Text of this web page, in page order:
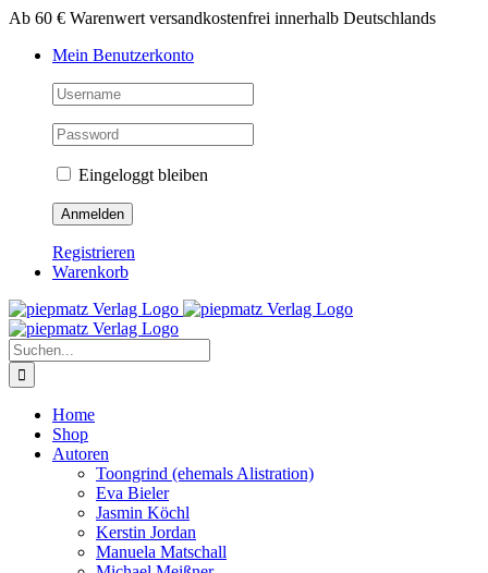
Zum
springen
Ab 60 € Warenwert versandkostenfrei innerhalb Deutschlands
Mein Benutzerkonto
Eingeloggt bleiben
Registrieren
Warenkorb
Suche
nach:
Home
Shop
Autoren
Toongrind (ehemals Alistration)
Eva Bieler
Jasmin Köchl
Kerstin Jordan
Manuela Matschall